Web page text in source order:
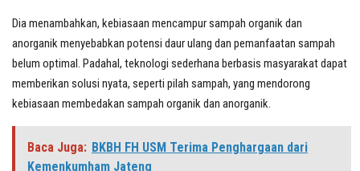
Dia menambahkan, kebiasaan mencampur sampah organik dan
anorganik menyebabkan potensi daur ulang dan pemanfaatan sampah
belum optimal. Padahal, teknologi sederhana berbasis masyarakat dapat
memberikan solusi nyata, seperti pilah sampah, yang mendorong
kebiasaan membedakan sampah organik dan anorganik.
Baca Juga: BKBH FH USM Terima Penghargaan dari
Kemenkumham Jateng